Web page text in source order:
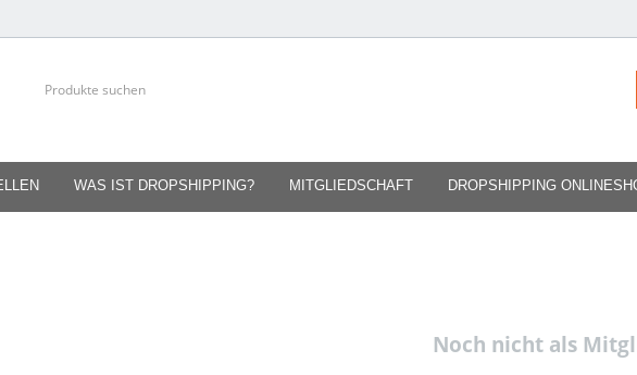
WAS IST DROPSHIPPING? MITGLIEDSCHAFT DROPSHIPPING
Noch nicht als